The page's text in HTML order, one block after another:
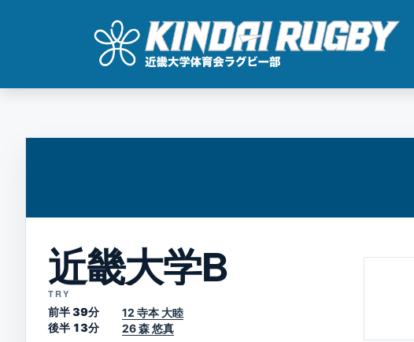
近畿大学B
TRY
前半 39分
12 寺本 大睦
後半 13分
26 森 悠真